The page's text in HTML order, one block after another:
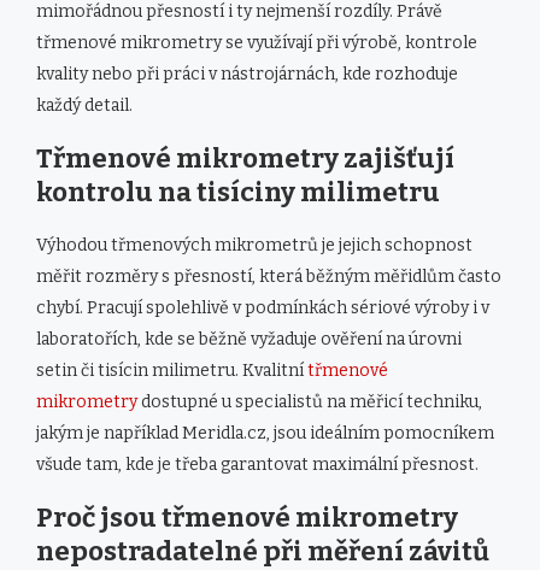
mimořádnou přesností i ty nejmenší rozdíly. Právě
třmenové mikrometry se využívají při výrobě, kontrole
kvality nebo při práci v nástrojárnách, kde rozhoduje
každý detail.
Třmenové mikrometry zajišťují
kontrolu na tisíciny milimetru
Výhodou třmenových mikrometrů je jejich schopnost
měřit rozměry s přesností, která běžným měřidlům často
chybí. Pracují spolehlivě v podmínkách sériové výroby i v
laboratořích, kde se běžně vyžaduje ověření na úrovni
setin či tisícin milimetru. Kvalitnítřmenové
mikrometrydostupné u specialistů na měřicí techniku,
jakým je například Meridla.cz, jsou ideálním pomocníkem
všude tam, kde je třeba garantovat maximální přesnost.
Proč jsou třmenové mikrometry
nepostradatelné při měření závitů